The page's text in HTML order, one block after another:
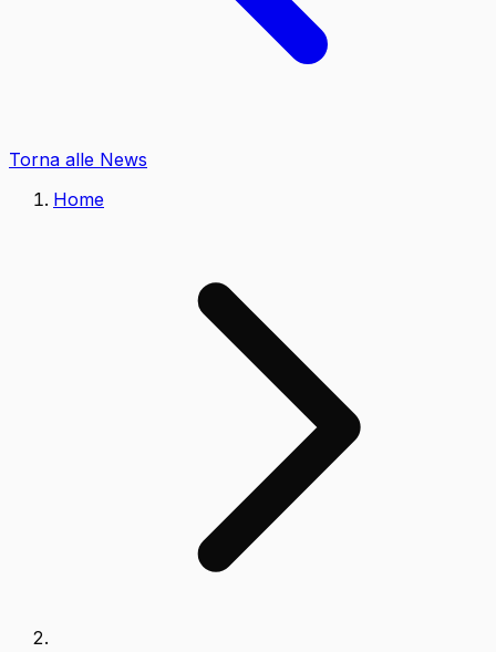
Torna alle News
Home